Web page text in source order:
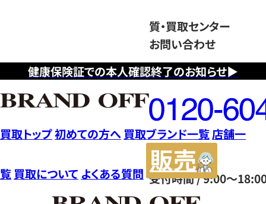
健康保険証での本人確認終了のお知らせ▶
質・買取センター
お問い合わせ
フ
リ
ー
ダ
イ
ヤ
ル
0120604117
受付時間 / 9:00～
買取トップ初めての方へ 買取ブランド一覧店舗一
覧 買取について よくある質問
サ